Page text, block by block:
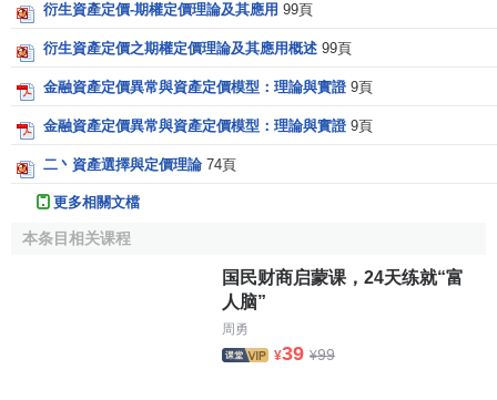
均衡定價法在學術界比較流行，優點是在原理上解釋一
些結構性的問題，例如外部環境變化時價格如何變動。基於
美的事例。通過求解一定假設條件下投資者的選擇最優化問
題，或者市場處於一般均衡條件下的一組方程，就可得出資
產價格的表達式，諸如資本資產定價模型
證上遇到很多困難。
套利定價法現已成為資產定價理論的重要框架之一。其
衡時，資產價格與其未來收益一定存在某種必然的內在聯
繫，即定價規律。此種規律正是資產定價的基本定理。套利
定價法的優點是：這類定價模型對資產定出的價格比均衡定
價模型給出的價格更具有可觀察性，假設要求的信息也比較
衍生資產定價-期權定價理論及其應用 99頁
衍生資產定價之期權定價理論及其應用概述 99頁
金融資產定價異常與資產定價模型：理論與實證 9頁
金融資產定價異常與資產定價模型：理論與實證 9頁
二丶資產選擇與定價理論 74頁
更多相關文檔
本条目相关课程
国民财商启蒙课，24天练就“富
人脑”
周勇
¥39 ¥99